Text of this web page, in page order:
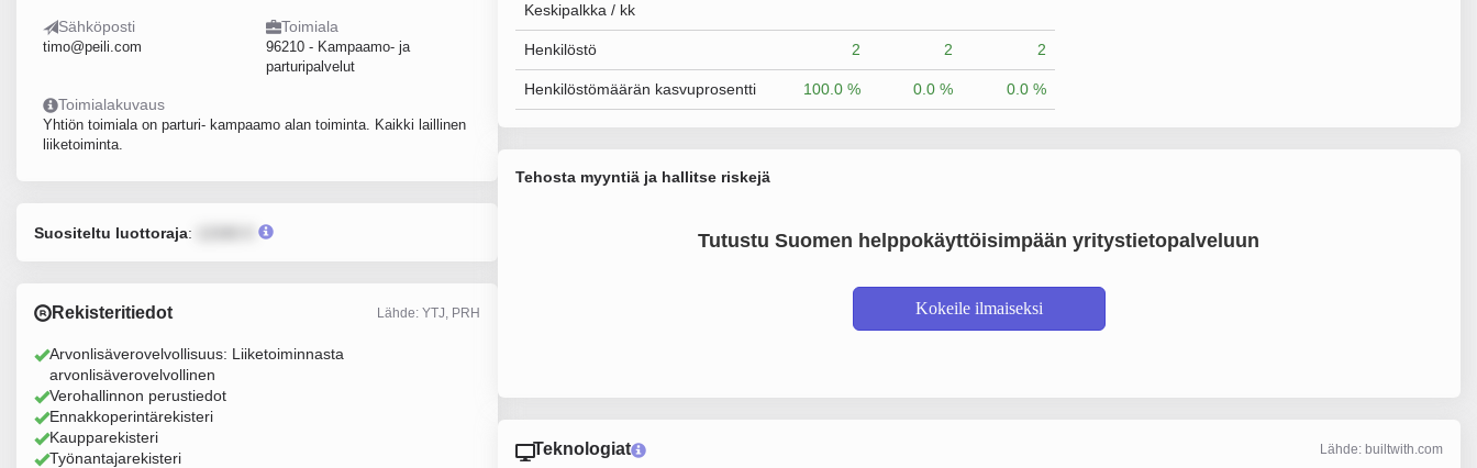
Sähköposti
timo@peili.com
Toimiala
96210 - Kampaamo- ja
parturipalvelut
Toimialakuvaus
Yhtiön toimiala on parturi- kampaamo alan toiminta. Kaikki laillinen
liiketoiminta.
Suositeltu luottoraja:
Rekisteritiedot Lähde: YTJ, PRH
Arvonlisäverovelvollisuus: Liiketoiminnasta
arvonlisäverovelvollinen
Verohallinnon perustiedot
Ennakkoperintärekisteri
Kaupparekisteri
Työnantajarekisteri
Keskipalkka / kk
Henkilöstö 2 2 2
Henkilöstömäärän kasvuprosentti 100.0 % 0.0 % 0.0 %
Tehosta myyntiä ja hallitse riskejä
Tutustu Suomen helppokäyttöisimpään yritystietopalveluun
Kokeile ilmaiseksi
Teknologiat Lähde: builtwith.com